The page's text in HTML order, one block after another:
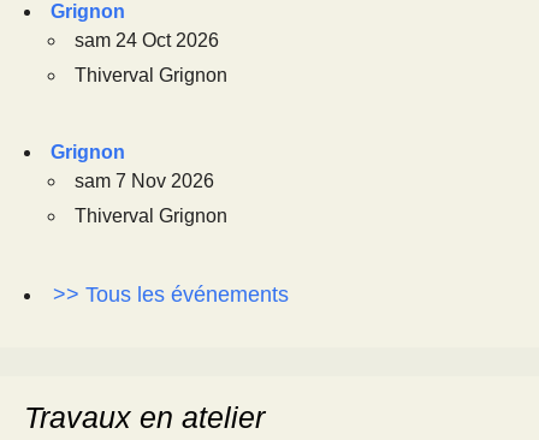
Grignon
sam 24 Oct 2026
Thiverval Grignon
Grignon
sam 7 Nov 2026
Thiverval Grignon
>> Tous les événements
Travaux en atelier